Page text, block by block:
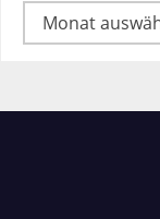
Archiv